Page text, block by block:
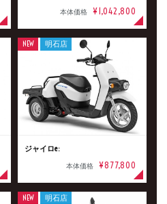
本体価格 ¥1,042,800
ジャイロe:
本体価格 ¥877,800
NEW 明石店
NEW 明石店